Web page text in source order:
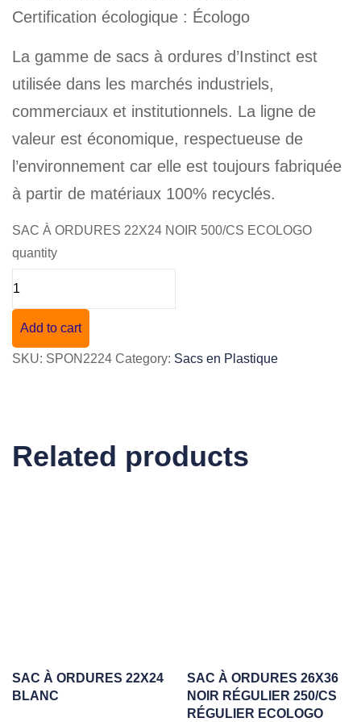
Certification écologique : Écologo
La gamme de sacs à ordures d’Instinct est
utilisée dans les marchés industriels,
commerciaux et institutionnels. La ligne de
valeur est économique, respectueuse de
l’environnement car elle est toujours fabriquée
à partir de matériaux 100% recyclés.
SAC À ORDURES 22X24 NOIR 500/CS ECOLOGO
quantity
Add to cart
SKU: SPON2224 Category: Sacs en Plastique
Related products
SAC À ORDURES 22X24
BLANC
SAC À ORDURES 26X36
NOIR RÉGULIER 250/CS
RÉGULIER ECOLOGO